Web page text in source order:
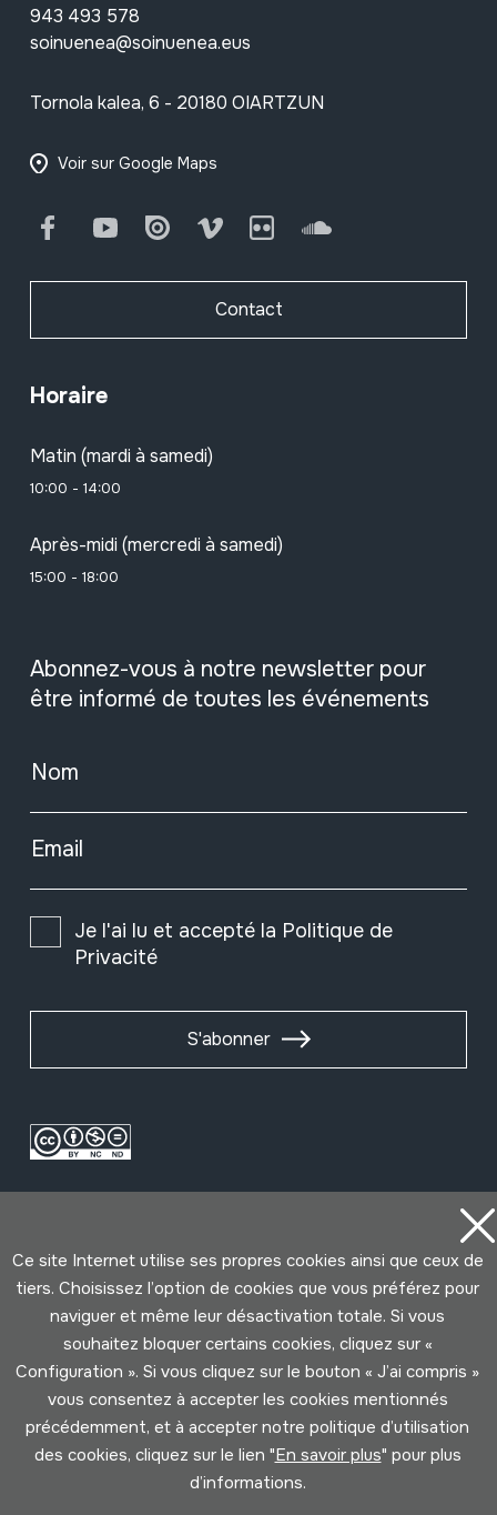
943 493 578
soinuenea@soinuenea.eus
Tornola kalea, 6 - 20180 OIARTZUN
Voir sur Google Maps
FacebookYoutube Issuu Vimeo Flickr SoundCloud
Contact
Horaire
Matin (mardi à samedi)
10:00 - 14:00
Après-midi (mercredi à samedi)
15:00 - 18:00
Abonnez-vous à notre newsletter pour
être informé de toutes les événements
Nom
Email
Je l'ai lu et accepté la Politique de
Privacité
S'abonner
Conditions d'Utilisation
Politique de Privacité
Cookies politique
Développé par Lotura
Ce site Internet utilise ses propres cookies ainsi que ceux de
tiers. Choisissez l’option de cookies que vous préférez pour
naviguer et même leur désactivation totale. Si vous
souhaitez bloquer certains cookies, cliquez sur «
Configuration ». Si vous cliquez sur le bouton « J’ai compris »
vous consentez à accepter les cookies mentionnés
précédemment, et à accepter notre politique d’utilisation
des cookies, cliquez sur le lien "En savoir plus" pour plus
d’informations.